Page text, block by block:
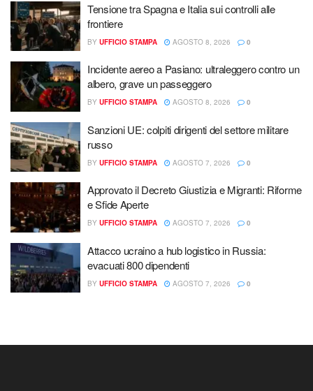
Tensione tra Spagna e Italia sui controlli alle
frontiere
BY UFFICIO STAMPA AGOSTO 8, 2026 0
Incidente aereo a Pasiano: ultraleggero contro un
albero, grave un passeggero
BY UFFICIO STAMPA AGOSTO 8, 2026 0
Sanzioni UE: colpiti dirigenti del settore militare
russo
BY UFFICIO STAMPA AGOSTO 7, 2026 0
Approvato il Decreto Giustizia e Migranti: Riforme
e Sfide Aperte
BY UFFICIO STAMPA AGOSTO 7, 2026 0
Attacco ucraino a hub logistico in Russia:
evacuati 800 dipendenti
BY UFFICIO STAMPA AGOSTO 7, 2026 0